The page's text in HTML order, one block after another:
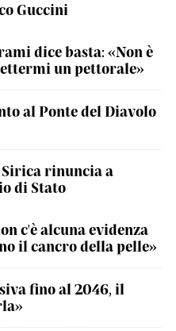
Guccini
dice basta: «Non è
un pettorale»
al Ponte del Diavolo
rinuncia a
di Stato
c'è alcuna evidenza
il cancro della pelle»
fino al 2046, il